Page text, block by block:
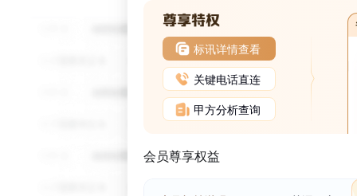
标讯详情查看
关键电话直连
甲方分析查询
会员尊享权益